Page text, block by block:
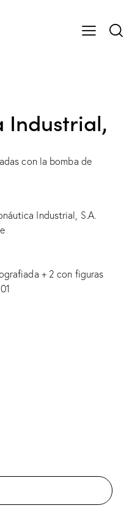
Industrial,
con la bomba de
Industrial, S.A.
+ 2 con figuras